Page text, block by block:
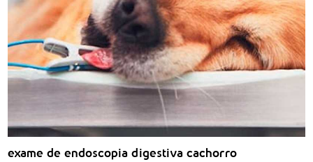
exame de endoscopia digestiva cachorro